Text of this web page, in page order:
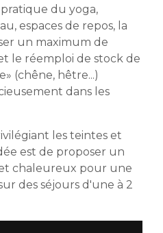
du yoga,
espaces de repos, la
un maximum de
le réemploi de stock de
(chêne, hêtre...)
dans les
les teintes et
est de proposer un
chaleureux pour une
des séjours d'une à 2